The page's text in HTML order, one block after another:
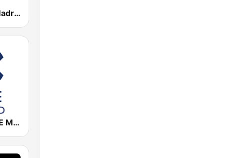
Onda Cero Madrid
Cadena COPE Madrid